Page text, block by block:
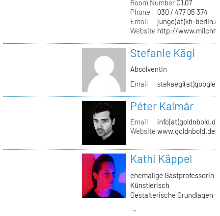
Room NumberC1.07
Phone
030 / 477 05 374
Email
junge(at)kh-
Website http://
Stefanie Kägi
Absolventin
Email
Péter Kalmár
Email
info(at)goldnbold.de
Website www.goldnbold.de
Kathi Käppel
ehemalige Gastprofessorin
Künstlerisch
Gestalterische Grundlagen
→